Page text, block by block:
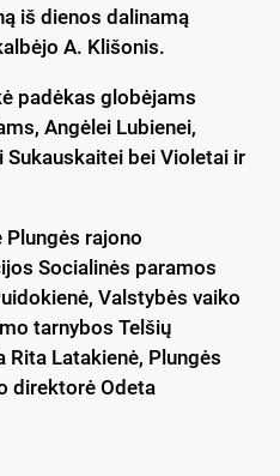
iš dienos dalinamą
A. Klišonis.
padėkas globėjams
Angėlei Lubienei,
bei Violetai ir
rajono
Socialinės paramos
Valstybės vaiko
tarnybos Telšių
Latakienė, Plungės
direktorė Odeta